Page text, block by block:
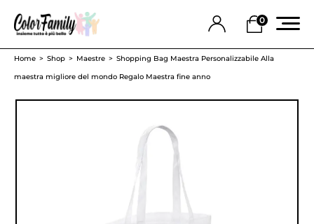
0
Home Shop Maestre
Shopping Bag Maestra Personalizzabile Alla
maestra migliore del mondo Regalo Maestra fine anno